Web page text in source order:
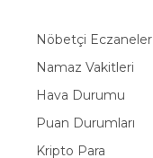
Nöbetçi Eczaneler
Namaz Vakitleri
Hava Durumu
Puan Durumları
Kripto Para